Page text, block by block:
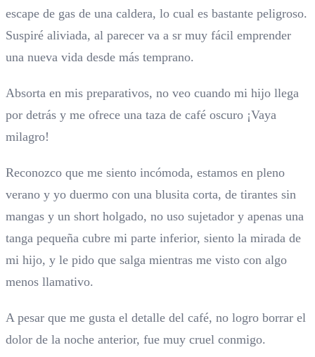
escape de gas de una caldera, lo cual es bastante peligroso.
Suspiré aliviada, al parecer va a sr muy fácil emprender
una nueva vida desde más temprano.
Absorta en mis preparativos, no veo cuando mi hijo llega
por detrás y me ofrece una taza de café oscuro ¡Vaya
milagro!
Reconozco que me siento incómoda, estamos en pleno
verano y yo duermo con una blusita corta, de tirantes sin
mangas y un short holgado, no uso sujetador y apenas una
tanga pequeña cubre mi parte inferior, siento la mirada de
mi hijo, y le pido que salga mientras me visto con algo
menos llamativo.
A pesar que me gusta el detalle del café, no logro borrar el
dolor de la noche anterior, fue muy cruel conmigo.